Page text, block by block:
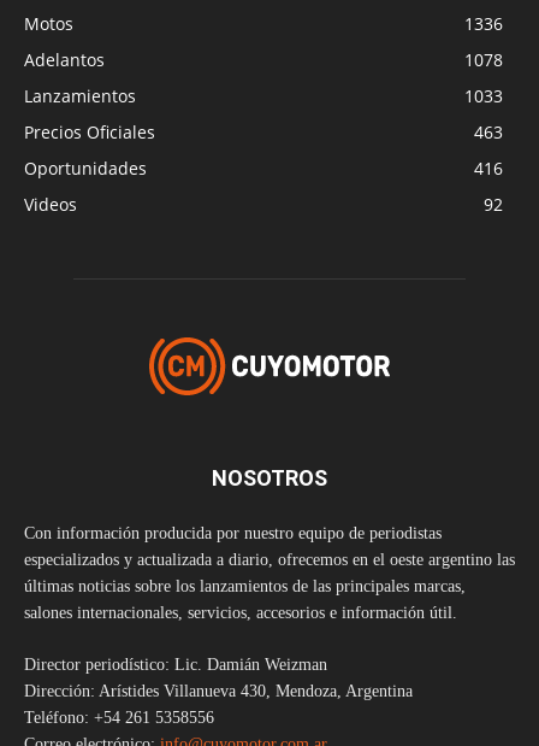
Motos
1336
Adelantos
1078
Lanzamientos
1033
Precios Oficiales
463
Oportunidades
416
Videos
92
NOSOTROS
Con información producida por nuestro equipo de periodistas
especializados y actualizada a diario, ofrecemos en el oeste argentino las
últimas noticias sobre los lanzamientos de las principales marcas,
salones internacionales, servicios, accesorios e información útil.
Director periodístico: Lic. Damián Weizman
Dirección: Arístides Villanueva 430, Mendoza, Argentina
Teléfono: +54 261 5358556